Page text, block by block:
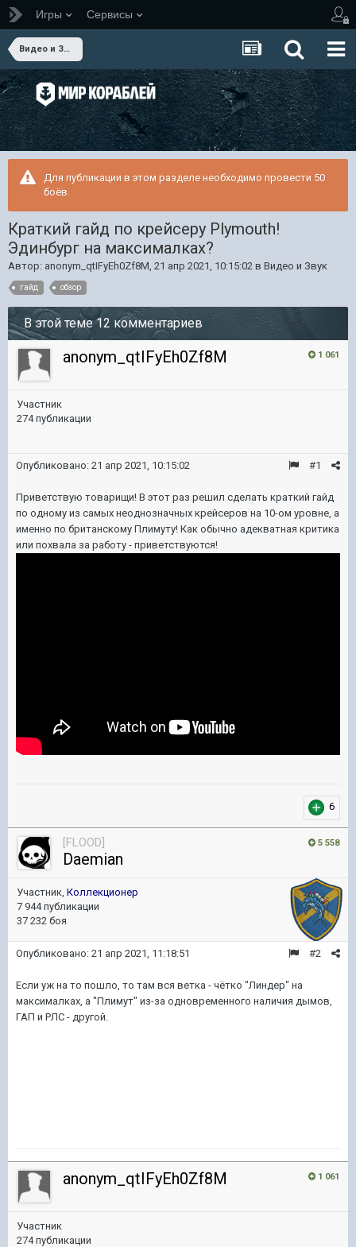
Игры Сервисы
Видео и Звук
Для публикации в этом разделе необходимо провести 50
боёв.
Краткий гайд по крейсеру Plymouth!
Эдинбург на максималках?
Автор: anonym_qtIFyEh0Zf8M, 21 апр 2021, 10:15:02 в Видео и Звук
гайд обзор
В этой теме 12 комментариев
1 061
anonym_qtIFyEh0Zf8M
Участник
274 публикации
#1
Опубликовано: 21 апр 2021, 10:15:02
Приветствую товарищи! В этот раз решил сделать краткий гайд
по одному из самых неоднозначных крейсеров на 10-ом уровне, а
именно по британскому Плимуту! Как обычно адекватная критика
или похвала за работу - приветствуются!
6
5 558
[FLOOD]
Daemian
Участник, Коллекционер
7 944 публикации
37 232 боя
#2
Опубликовано: 21 апр 2021, 11:18:51
Если уж на то пошло, то там вся ветка - чётко "Линдер" на
максималках, а "Плимут" из-за одновременного наличия дымов,
ГАП и РЛС - другой.
1 061
anonym_qtIFyEh0Zf8M
Участник
274 публикации